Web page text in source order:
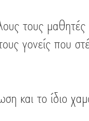
γονείς που
και το ίδιο